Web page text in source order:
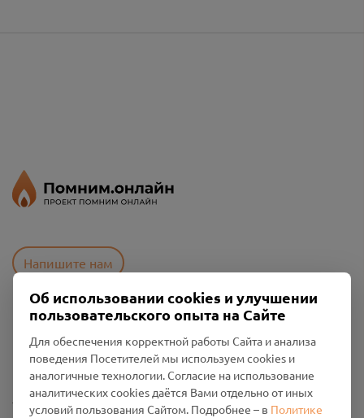
Напишите нам
Политика конфиденциальности
Промо-материалы
Настройки cookies
Об использовании cookies и улучшении
пользовательского опыта на Сайте
Для обеспечения корректной работы Сайта и анализа
поведения Посетителей мы используем cookies и
аналогичные технологии. Согласие на использование
аналитических cookies даётся Вами отдельно от иных
условий пользования Сайтом. Подробнее – в Политике